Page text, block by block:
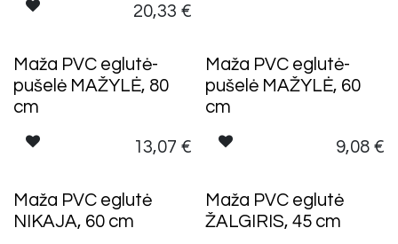
20,33 €
Maža PVC eglutė-
pušelė MAŽYLĖ, 80
cm
13,07 €
Maža PVC eglutė-
pušelė MAŽYLĖ, 60
cm
9,08€
Maža PVC eglutė
NIKAJA, 60 cm
Maža PVC eglutė
ŽALGIRIS, 45 cm